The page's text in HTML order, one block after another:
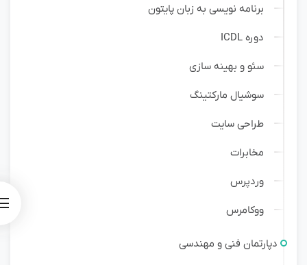
برنامه نویسی به زبان پایتون
دوره ICDL
سئو و بهینه سازی
سوشیال مارکتینگ
طراحی سایت
مخابرات
وردپرس
ووکامرس
دپارتمان فنی و مهندسی